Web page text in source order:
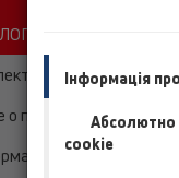
о продуктах
материал
Інформація
Абсолютно
cookie